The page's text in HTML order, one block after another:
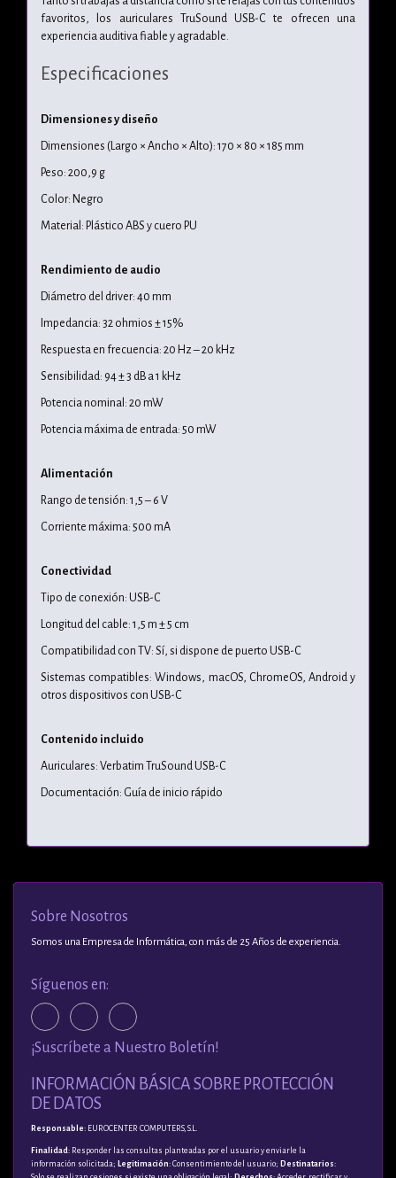
favoritos, los auriculares TruSound USB-C te ofrecen una
experiencia auditiva fiable y agradable.
Especificaciones
Dimensiones y diseño
Dimensiones (Largo × Ancho × Alto): 170 × 80 × 185 mm
Peso: 200,9 g
Color: Negro
Material: Plástico ABS y cuero PU
Rendimiento de audio
Diámetro del driver: 40 mm
Impedancia: 32 ohmios ± 15%
Respuesta en frecuencia: 20 Hz – 20 kHz
Sensibilidad: 94 ± 3 dB a 1 kHz
Potencia nominal: 20 mW
Potencia máxima de entrada: 50 mW
Alimentación
Rango de tensión: 1,5 – 6 V
Corriente máxima: 500 mA
Conectividad
Tipo de conexión: USB-C
Longitud del cable: 1,5 m ± 5 cm
Compatibilidad con TV: Sí, si dispone de puerto USB-C
Sistemas compatibles: Windows, macOS, ChromeOS, Android y
otros dispositivos con USB-C
Contenido incluido
Auriculares: Verbatim TruSound USB-C
Documentación: Guía de inicio rápido
Sobre Nosotros
Somos una Empresa de Informática, con más de 25 Años de experiencia.
Síguenos en:
¡Suscríbete a Nuestro Boletín!
INFORMACIÓN BÁSICA SOBRE PROTECCIÓN
DE DATOS
Responsable: EUROCENTER COMPUTERS, S.L.
Finalidad : Responder las consultas planteadas por el usuario y enviarle la
información solicitada; Legitimación: Consentimiento del usuario; Destinatarios: